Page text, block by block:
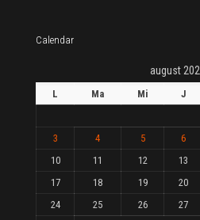
Calendar
august
L Ma Mi J
3
4 5 6
10
11 12 13
17
18 19 20
24
25 26 27